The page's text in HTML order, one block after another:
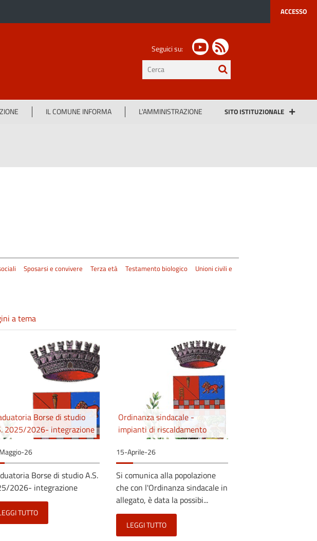
ACCESSO
Seguici su:
testo
da
IL COMUNE INFORMA L'AMMINISTRAZIONE SITO ISTITUZIONALE
Sposarsi e convivere Terza età Testamento biologico
Unioni civili e
a tema
Borse di studio
2025/2026- integrazione
26
Borse di studio A.S.
2026- integrazione
TUTTO
Ordinanza sindacale -
impianti di riscaldamento
15-Aprile-26
Si comunica alla popolazione
che con l'Ordinanza sindacale in
allegato, è data la possibi...
LEGGI TUTTO